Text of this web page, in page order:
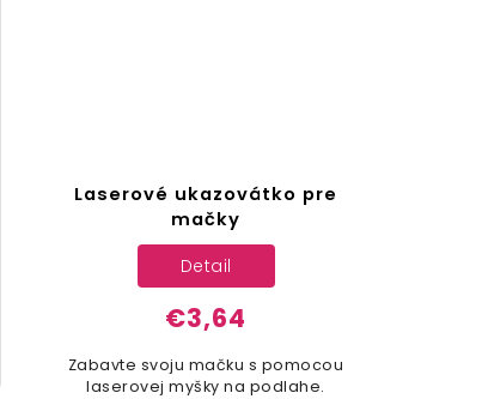
Laserové ukazovátko pre
mačky
€3,64
Detail
Zabavte svoju mačku s pomocou
laserovej myšky na podlahe.